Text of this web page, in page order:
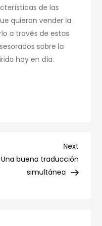
de las
quieran vender la
a través de estas
sobre la
hoy en día.
Next
Post
Next
Una buena traducción
simultánea